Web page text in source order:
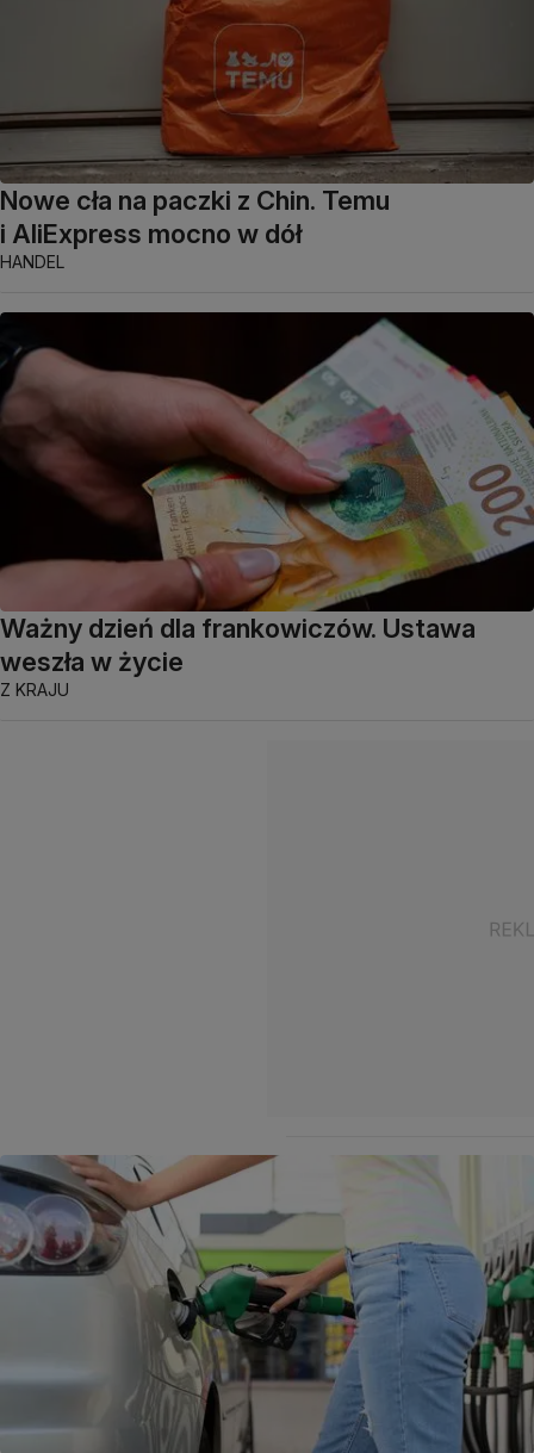
Nowe cła na paczki z Chin. Temu
i AliExpress mocno w dół
HANDEL
Ważny dzień dla frankowiczów. Ustawa
weszła w życie
Z KRAJU